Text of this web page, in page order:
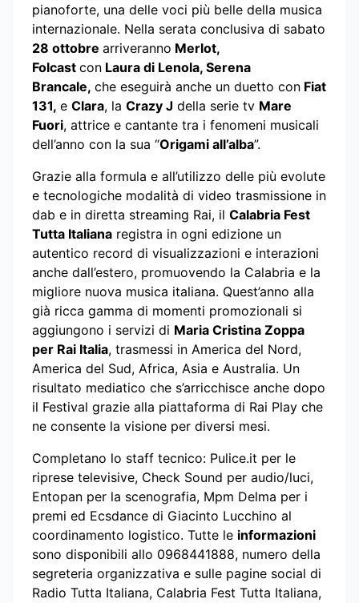
pianoforte, una delle voci più belle della musica
internazionale. Nella serata conclusiva di sabato
28 ottobre arriveranno Merlot,
Folcast con Laura di Lenola, Serena
Brancale, che eseguirà anche un duetto con Fiat
131, e Clara, la Crazy J della serie tv Mare
Fuori, attrice e cantante tra i fenomeni musicali
dell’anno con la sua “Origami all’alba”.
Grazie alla formula e all’utilizzo delle più evolute
e tecnologiche modalità di video trasmissione in
dab e in diretta streaming Rai, il Calabria Fest
Tutta Italiana registra in ogni edizione un
autentico record di visualizzazioni e interazioni
anche dall’estero, promuovendo la Calabria e la
migliore nuova musica italiana. Quest’anno alla
già ricca gamma di momenti promozionali si
aggiungono i servizi di Maria Cristina Zoppa
per Rai Italia, trasmessi in America del Nord,
America del Sud, Africa, Asia e Australia. Un
risultato mediatico che s’arricchisce anche dopo
il Festival grazie alla piattaforma di Rai Play che
ne consente la visione per diversi mesi.
Completano lo staff tecnico: Pulice.it per le
riprese televisive, Check Sound per audio/luci,
Entopan per la scenografia, Mpm Delma per i
premi ed Ecsdance di Giacinto Lucchino al
coordinamento logistico. Tutte le informazioni
sono disponibili allo 0968441888, numero della
segreteria organizzativa e sulle pagine social di
Radio Tutta Italiana, Calabria Fest Tutta Italiana,